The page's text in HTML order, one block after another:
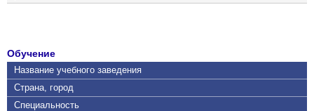
Обучение
Название учебного заведения
Страна, город
Специальность